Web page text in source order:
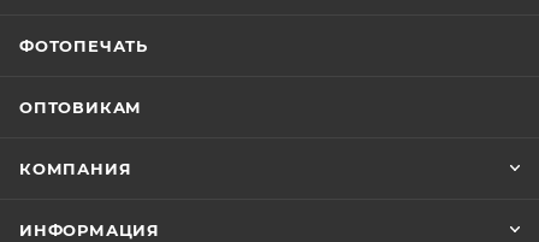
ФОТОПЕЧАТЬ
ОПТОВИКАМ
КОМПАНИЯ
ИНФОРМАЦИЯ